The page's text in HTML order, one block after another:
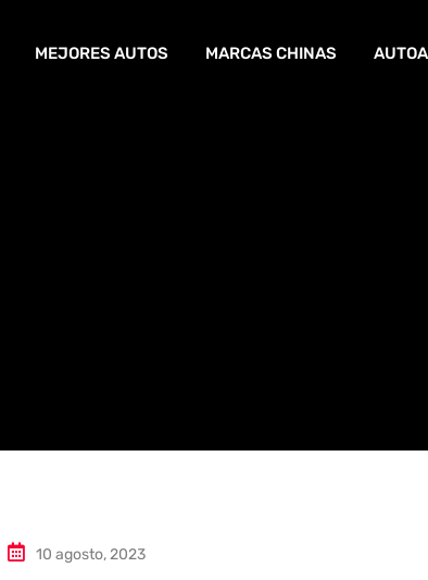
MEJORES AUTOS MARCAS CHINAS
10 agosto, 2023